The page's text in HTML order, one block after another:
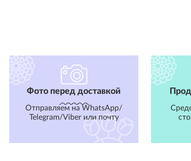
Фото перед доставкой
Отправляем на WhatsApp/
Telegram/Viber или почту